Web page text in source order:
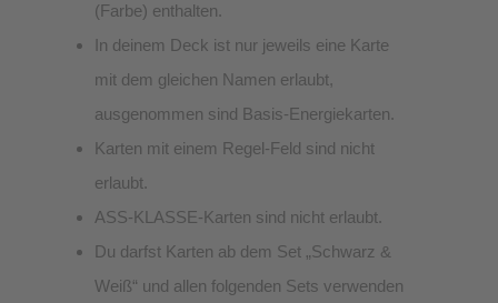
(Farbe) enthalten.
In deinem Deck ist nur jeweils eine Karte
mit dem gleichen Namen erlaubt,
ausgenommen sind Basis-Energiekarten.
Karten mit einem Regel-Feld sind nicht
erlaubt.
ASS-KLASSE-Karten sind nicht erlaubt.
Du darfst Karten ab dem Set „Schwarz &
Weiß“ und allen folgenden Sets verwenden